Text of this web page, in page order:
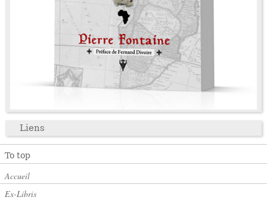
Liens
To top
Accueil
Ex-Libris